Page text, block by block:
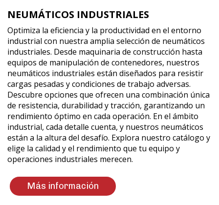
NEUMÁTICOS INDUSTRIALES
Optimiza la eficiencia y la productividad en el entorno
industrial con nuestra amplia selección de neumáticos
industriales. Desde maquinaria de construcción hasta
equipos de manipulación de contenedores, nuestros
neumáticos industriales están diseñados para resistir
cargas pesadas y condiciones de trabajo adversas.
Descubre opciones que ofrecen una combinación única
de resistencia, durabilidad y tracción, garantizando un
rendimiento óptimo en cada operación. En el ámbito
industrial, cada detalle cuenta, y nuestros neumáticos
están a la altura del desafío. Explora nuestro catálogo y
elige la calidad y el rendimiento que tu equipo y
operaciones industriales merecen.
Más información